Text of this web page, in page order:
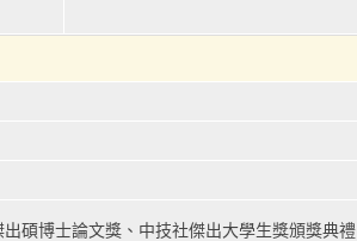
碩博士論文獎、中技社傑出大學生獎頒獎典禮